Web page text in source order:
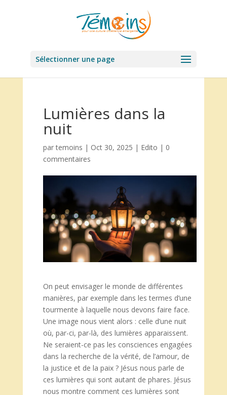
Sélectionner une page
Lumières dans la
nuit
partemoins | Oct 30, 2025 | Edito | 0
commentaires
On peut envisager le monde de différentes
manières, par exemple dans les termes d’une
tourmente à laquelle nous devons faire face.
Une image nous vient alors : celle d’une nuit
où, par-ci, par-là, des lumières apparaissent.
Ne seraient-ce pas les consciences engagées
dans la recherche de la vérité, de l’amour, de
la justice et de la paix ? Jésus nous parle de
ces lumières qui sont autant de phares. Jésus
nous montre comment ces lumières sont